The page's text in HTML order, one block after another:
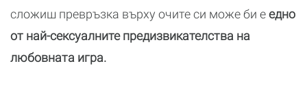
сложиш превръзка върху очите си може би еедно
от най-сексуалните предизвикателства на
любовната игра.